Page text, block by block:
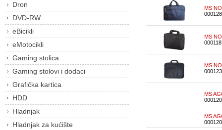
Dron
DVD-RW
eBicikli
eMotocikli
Gaming stolica
Gaming stolovi i dodaci
Grafička kartica
HDD
Hladnjak
Hladnjak za kućište
MS
MS
MS
MS
MS